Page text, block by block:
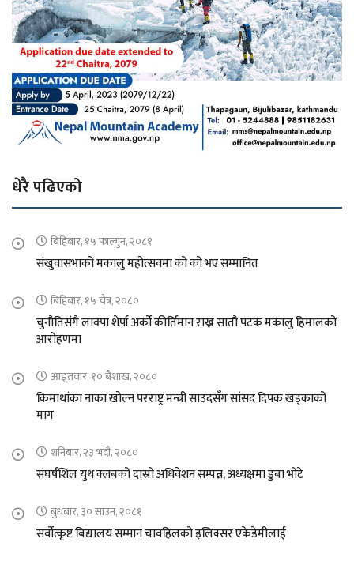
धेरै पढिएको
बिहिबार, १५ फाल्गुन, २०८१
संखुवासभाको मकालु महोत्सवमा को को भए सम्मानित
बिहिबार, १५ चैत्र, २०८०
चुनौतिसंगै लाक्पा शेर्पा अर्को कीर्तिमान राख्न सातौ पटक मकालु हिमालको
आरोहणमा
आइतवार, १० बैशाख, २०८०
किमाथांका नाका खोल्न परराष्ट्र मन्त्री साउदसँग सांसद दिपक खड्काको
माग
शनिबार, २३ भदौ, २०८०
संघर्षशिल युथ क्लबको दास्रो अधिवेशन सम्पन्न, अध्यक्षमा डुबा भोटे
बुधबार, ३० साउन, २०८१
सर्वोत्कृष्ट बिद्यालय सम्मान चावहिलको इलिक्सर एकेडेमीलाई